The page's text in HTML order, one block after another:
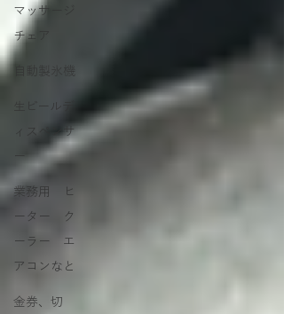
マッサージ
チェア
自動製氷機
生ビールデ
ィスペンサ
ー
業務用 ヒ
ーター ク
ーラー エ
アコンなと
金券、切